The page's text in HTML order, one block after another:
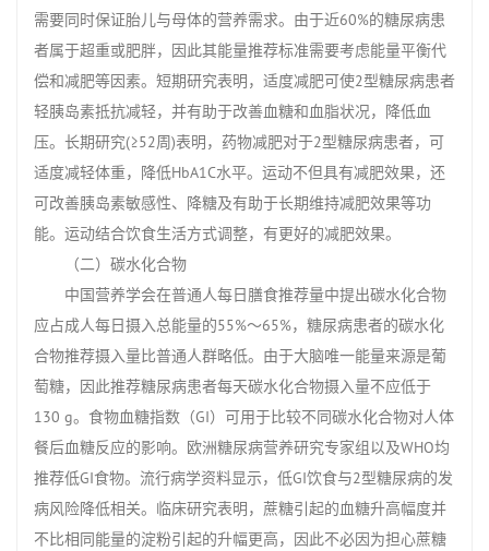
需要同时保证胎儿与母体的营养需求。由于近60%的糖尿病患
者属于超重或肥胖，因此其能量推荐标准需要考虑能量平衡代
偿和减肥等因素。短期研究表明，适度减肥可使2型糖尿病患者
轻胰岛素抵抗减轻，并有助于改善血糖和血脂状况，降低血
压。长期研究(≥52周)表明，药物减肥对于2型糖尿病患者，可
适度减轻体重，降低HbA1C水平。运动不但具有减肥效果，还
可改善胰岛素敏感性、降糖及有助于长期维持减肥效果等功
能。运动结合饮食生活方式调整，有更好的减肥效果。
（二）碳水化合物
中国营养学会在普通人每日膳食推荐量中提出碳水化合物
应占成人每日摄入总能量的55%～65%，糖尿病患者的碳水化
合物推荐摄入量比普通人群略低。由于大脑唯一能量来源是葡
萄糖，因此推荐糖尿病患者每天碳水化合物摄入量不应低于
130 g。食物血糖指数（GI）可用于比较不同碳水化合物对人体
餐后血糖反应的影响。欧洲糖尿病营养研究专家组以及WHO均
推荐低GI食物。流行病学资料显示，低GI饮食与2型糖尿病的发
病风险降低相关。临床研究表明，蔗糖引起的血糖升高幅度并
不比相同能量的淀粉引起的升幅更高，因此不必因为担心蔗糖